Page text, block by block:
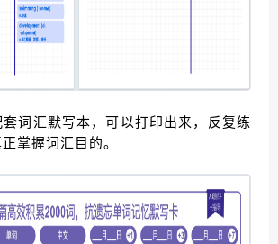
词汇默写本，可以打印出来，反复练
掌握词汇目的。